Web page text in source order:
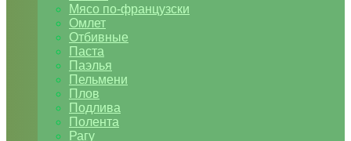
Мясо по-французски
Омлет
Отбивные
Паста
Паэлья
Пельмени
Плов
Подлива
Полента
Рагу